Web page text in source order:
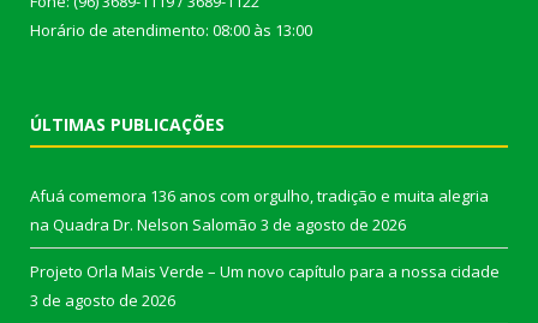
Horário de atendimento: 08:00 às 13:00
ÚLTIMAS PUBLICAÇÕES
Afuá comemora 136 anos com orgulho, tradição e muita alegria
na Quadra Dr. Nelson Salomão 3 de agosto de 2026
Projeto Orla Mais Verde – Um novo capítulo para a nossa cidade
3 de agosto de 2026